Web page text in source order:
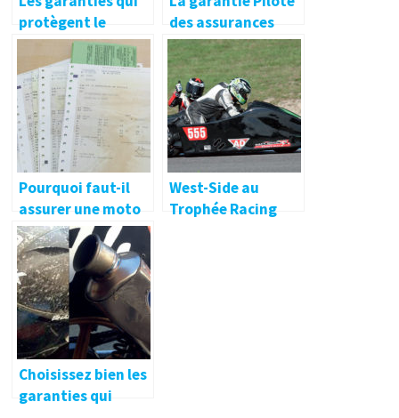
protègent le
passager sont
limitées. Conseils
d’Assurances LE
NALIO 🔐
des assurances
moto. Conseils des
Assurances LE
NALIO
Pourquoi faut-il
assurer une moto
même non-
roulante ?
West-Side au
Trophée Racing
Choisissez bien les
garanties qui